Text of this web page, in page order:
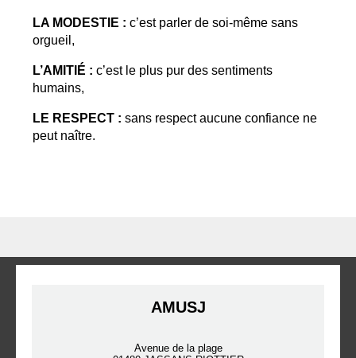
LA MODESTIE : c’est parler de soi-même sans
orgueil,
L’AMITIÉ : c’est le plus pur des sentiments
humains,
LE RESPECT : sans respect aucune confiance ne
peut naître.
AMUSJ
Avenue de la plage